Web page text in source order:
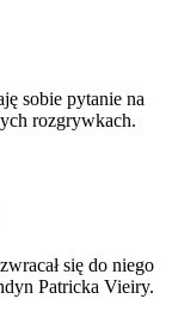
sobie pytanie na
rozgrywkach.
się do niego
Patricka Vieiry.